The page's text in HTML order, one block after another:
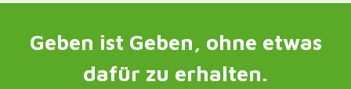
Geben ist Geben, ohne etwas
dafür zu erhalten.